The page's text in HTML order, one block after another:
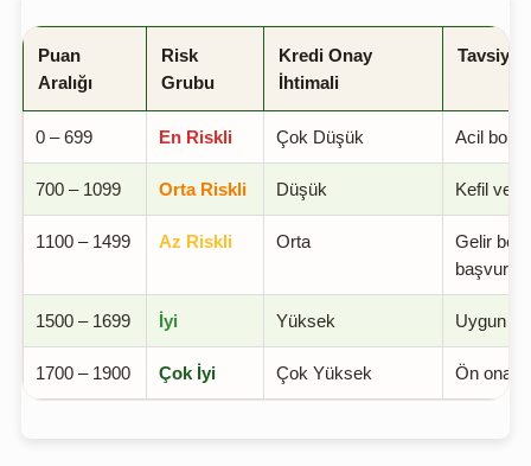
Puan
Aralığı
Risk
Grubu
Kredi Onay
İhtimali
Tavsiye
0 – 699 En Riskli Çok Düşük Acil borç
700 – 1099 Orta Riskli Düşük Kefil
1100 – 1499 Az Riskli Orta
Gelir
başvuru
1500 – 1699 İyi Yüksek Uygun
1700 – 1900 Çok İyi Çok Yüksek Ön